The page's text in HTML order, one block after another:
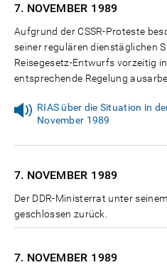
7. NOVEMBER 1989
Aufgrund der CSSR-Proteste
seiner regulären dienstäglichen
Reisegesetz-Entwurfs vorzeitig
entsprechende Regelung
RIAS über die Situation in
November 1989
7. NOVEMBER 1989
Der DDR-Ministerrat unter
geschlossen zurück.
7. NOVEMBER 1989